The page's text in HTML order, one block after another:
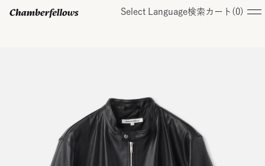
Select Language検索 カート( 0)
オンラインストア
コレクション